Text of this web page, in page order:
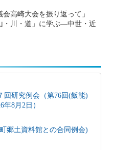
高崎大会を振り返って」
・川・道」に学ぶ―中世・近
回研究例会（第76回(飯能)
8月2日）
郷土資料館との合同例会)